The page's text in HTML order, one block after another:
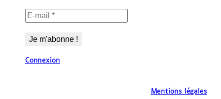
Connexion
Mentions légales